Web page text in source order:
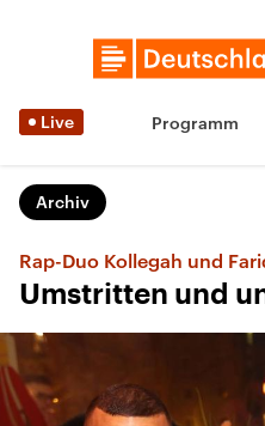
Live Programm
Archiv
Rap-Duo Kollegah und
Umstritten und